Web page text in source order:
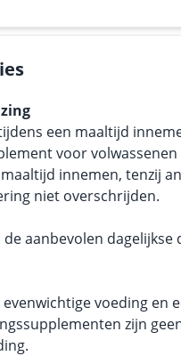
een maaltijd
voor
innemen, tenzij
niet overschrijden.
aanbevolen
voeding en
zijn